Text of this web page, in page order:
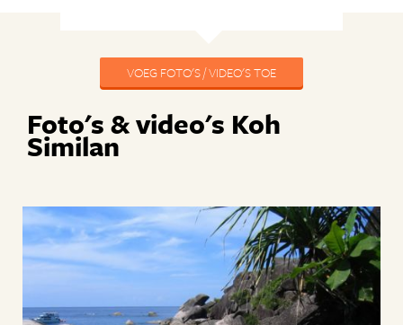
VOEG FOTO'S / VIDEO'S TOE
Foto's & video's Koh
Similan